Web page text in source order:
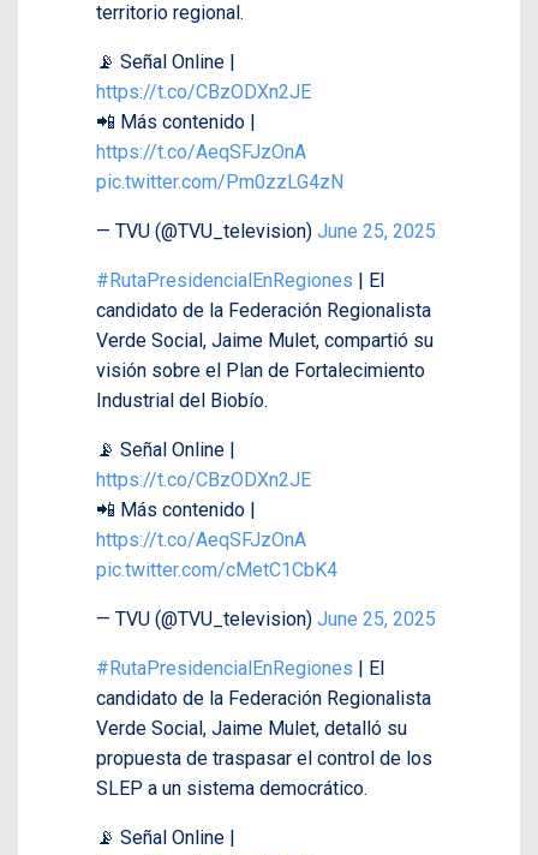
territorio regional.
📡 Señal Online |
https://t.co/CBzODXn2JE
📲 Más contenido |
https://t.co/AeqSFJzOnA
pic.twitter.com/Pm0zzLG4zN
— TVU (@TVU_television) June 25, 2025
#RutaPresidencialEnRegiones | El
candidato de la Federación Regionalista
Verde Social, Jaime Mulet, compartió su
visión sobre el Plan de Fortalecimiento
Industrial del Biobío.
📡 Señal Online |
https://t.co/CBzODXn2JE
📲 Más contenido |
https://t.co/AeqSFJzOnA
pic.twitter.com/cMetC1CbK4
— TVU (@TVU_television) June 25, 2025
#RutaPresidencialEnRegiones | El
candidato de la Federación Regionalista
Verde Social, Jaime Mulet, detalló su
propuesta de traspasar el control de los
SLEP a un sistema democrático.
📡 Señal Online |